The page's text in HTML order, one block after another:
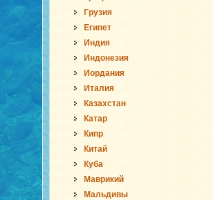
Грузия
Египет
Индия
Индонезия
Иордания
Италия
Казахстан
Катар
Кипр
Китай
Куба
Маврикий
Мальдивы